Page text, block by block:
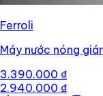
Ferroli
Máy nước nóng
3.390.000 ₫
2.940.000 ₫